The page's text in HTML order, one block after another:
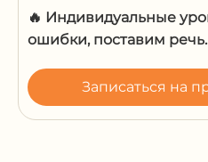
🔥 Индивидуальные
ошибки, поставим речь.
Записаться на